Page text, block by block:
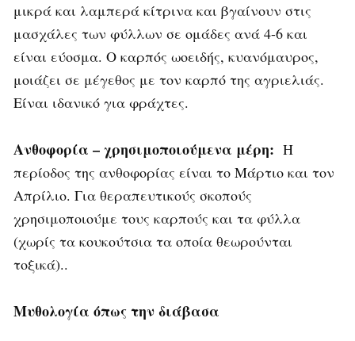
μικρά και λαμπερά κίτρινα και βγαίνουν στις
μασχάλες των φύλλων σε ομάδες ανά 4-6 και
είναι εύοσμα. Ο καρπός ωοειδής, κυανόμαυρος,
μοιάζει σε μέγεθος με τον καρπό της αγριελιάς.
Είναι ιδανικό για φράχτες.
Ανθοφορία – χρησιμοποιούμενα μέρη: Η
περίοδος της ανθοφορίας είναι το Μάρτιο και τον
Απρίλιο. Για θεραπευτικούς σκοπούς
χρησιμοποιούμε τους καρπούς και τα φύλλα
(χωρίς τα κουκούτσια τα οποία θεωρούνται
τοξικά)..
Μυθολογία όπως την διάβασα